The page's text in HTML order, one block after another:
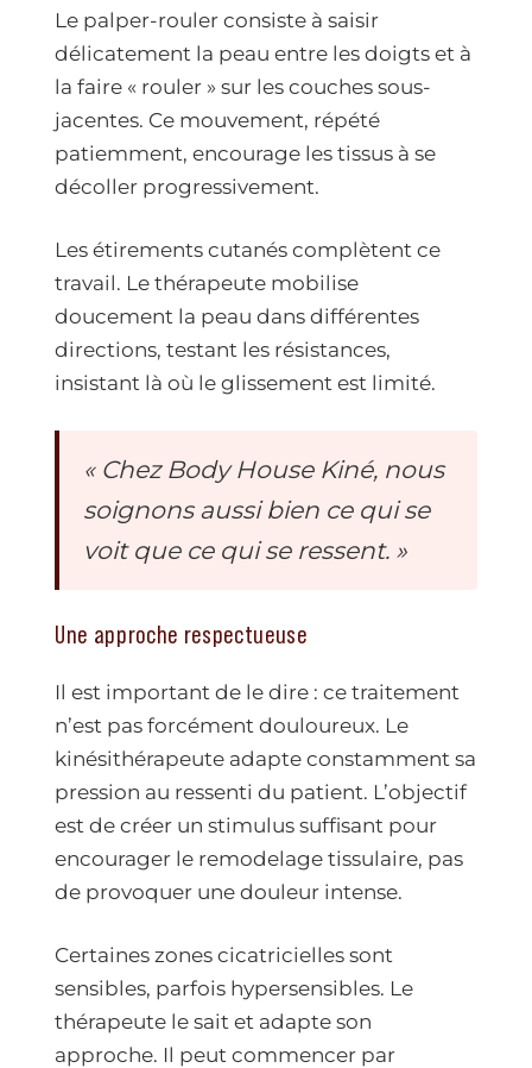
Le palper-rouler consiste à saisir
délicatement la peau entre les doigts et à
la faire « rouler » sur les couches sous-
jacentes. Ce mouvement, répété
patiemment, encourage les tissus à se
décoller progressivement.
Les étirements cutanés complètent ce
travail. Le thérapeute mobilise
doucement la peau dans différentes
directions, testant les résistances,
insistant là où le glissement est limité.
« Chez Body House Kiné, nous
soignons aussi bien ce qui se
voit que ce qui se ressent. »
Une approche respectueuse
Il est important de le dire : ce traitement
n’est pas forcément douloureux. Le
kinésithérapeute adapte constamment sa
pression au ressenti du patient. L’objectif
est de créer un stimulus suffisant pour
encourager le remodelage tissulaire, pas
de provoquer une douleur intense.
Certaines zones cicatricielles sont
sensibles, parfois hypersensibles. Le
thérapeute le sait et adapte son
approche. Il peut commencer par